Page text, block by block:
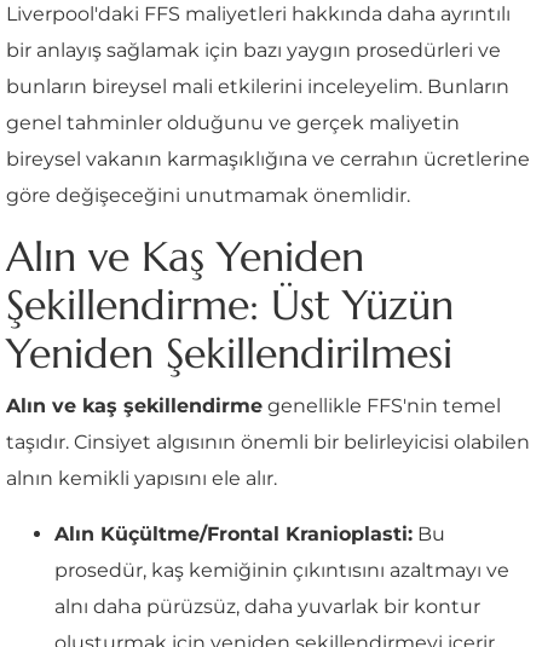
Liverpool'daki FFS maliyetleri hakkında daha ayrıntılı
bir anlayış sağlamak için bazı yaygın prosedürleri ve
bunların bireysel mali etkilerini inceleyelim. Bunların
genel tahminler olduğunu ve gerçek maliyetin
bireysel vakanın karmaşıklığına ve cerrahın ücretlerine
göre değişeceğini unutmamak önemlidir.
Alın ve Kaş Yeniden
Şekillendirme: Üst Yüzün
Yeniden Şekillendirilmesi
Alın ve kaş şekillendirme genellikle FFS'nin temel
taşıdır. Cinsiyet algısının önemli bir belirleyicisi olabilen
alnın kemikli yapısını ele alır.
Alın Küçültme/Frontal Kranioplasti: Bu
prosedür, kaş kemiğinin çıkıntısını azaltmayı ve
alnı daha pürüzsüz, daha yuvarlak bir kontur